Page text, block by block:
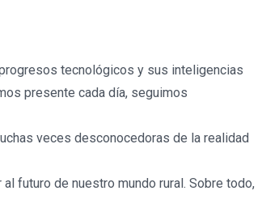
tecnológicos y sus inteligencias
presente cada día, seguimos
veces desconocedoras de la realidad
futuro de nuestro mundo rural. Sobre todo,